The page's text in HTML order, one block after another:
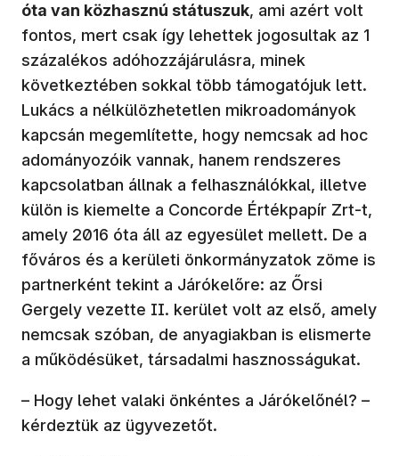
óta van közhasznú státuszuk, ami azért volt
fontos, mert csak így lehettek jogosultak az 1
százalékos adóhozzájárulásra, minek
következtében sokkal több támogatójuk lett.
Lukács a nélkülözhetetlen mikroadományok
kapcsán megemlítette, hogy nemcsak ad hoc
adományozóik vannak, hanem rendszeres
kapcsolatban állnak a felhasználókkal, illetve
külön is kiemelte a Concorde Értékpapír Zrt-t,
amely 2016 óta áll az egyesület mellett. De a
főváros és a kerületi önkormányzatok zöme is
partnerként tekint a Járókelőre: az Őrsi
Gergely vezette II. kerület volt az első, amely
nemcsak szóban, de anyagiakban is elismerte
a működésüket, társadalmi hasznosságukat.
– Hogy lehet valaki önkéntes a Járókelőnél? –
kérdeztük az ügyvezetőt.